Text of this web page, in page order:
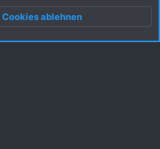
Oben Unten
ablehnen